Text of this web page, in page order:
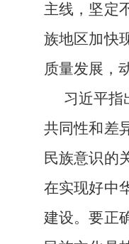
主线，坚定
族地区加快
质量发展，
习近平指
共同性和差
民族意识的
在实现好中
建设。要正